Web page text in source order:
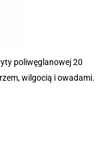
poliwęglanowej 20
wilgocią i owadami.